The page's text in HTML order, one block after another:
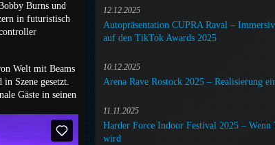
Burns und
in futuristisch
Welt mit Beams
Szene gesetzt.
Gäste in seinen
12.12.2025
Autopräsentation CUPRA Raval –
auf den TikTok Awards 2025
10.12.2025
Arena Rave Rostock 2025 – Realisierung
11.11.2025
Harder Force Indoor Festival 2025 –
wird